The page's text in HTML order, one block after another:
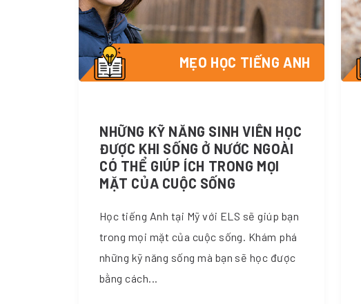
MẸO HỌC TIẾNG ANH
NHỮNG KỸ NĂNG SINH VIÊN HỌC
ĐƯỢC KHI SỐNG Ở NƯỚC NGOÀI
CÓ THỂ GIÚP ÍCH TRONG MỌI
MẶT CỦA CUỘC SỐNG
Học tiếng Anh tại Mỹ với ELS sẽ giúp bạn
trong mọi mặt của cuộc sống. Khám phá
những kỹ năng sống mà bạn sẽ học được
bằng cách...